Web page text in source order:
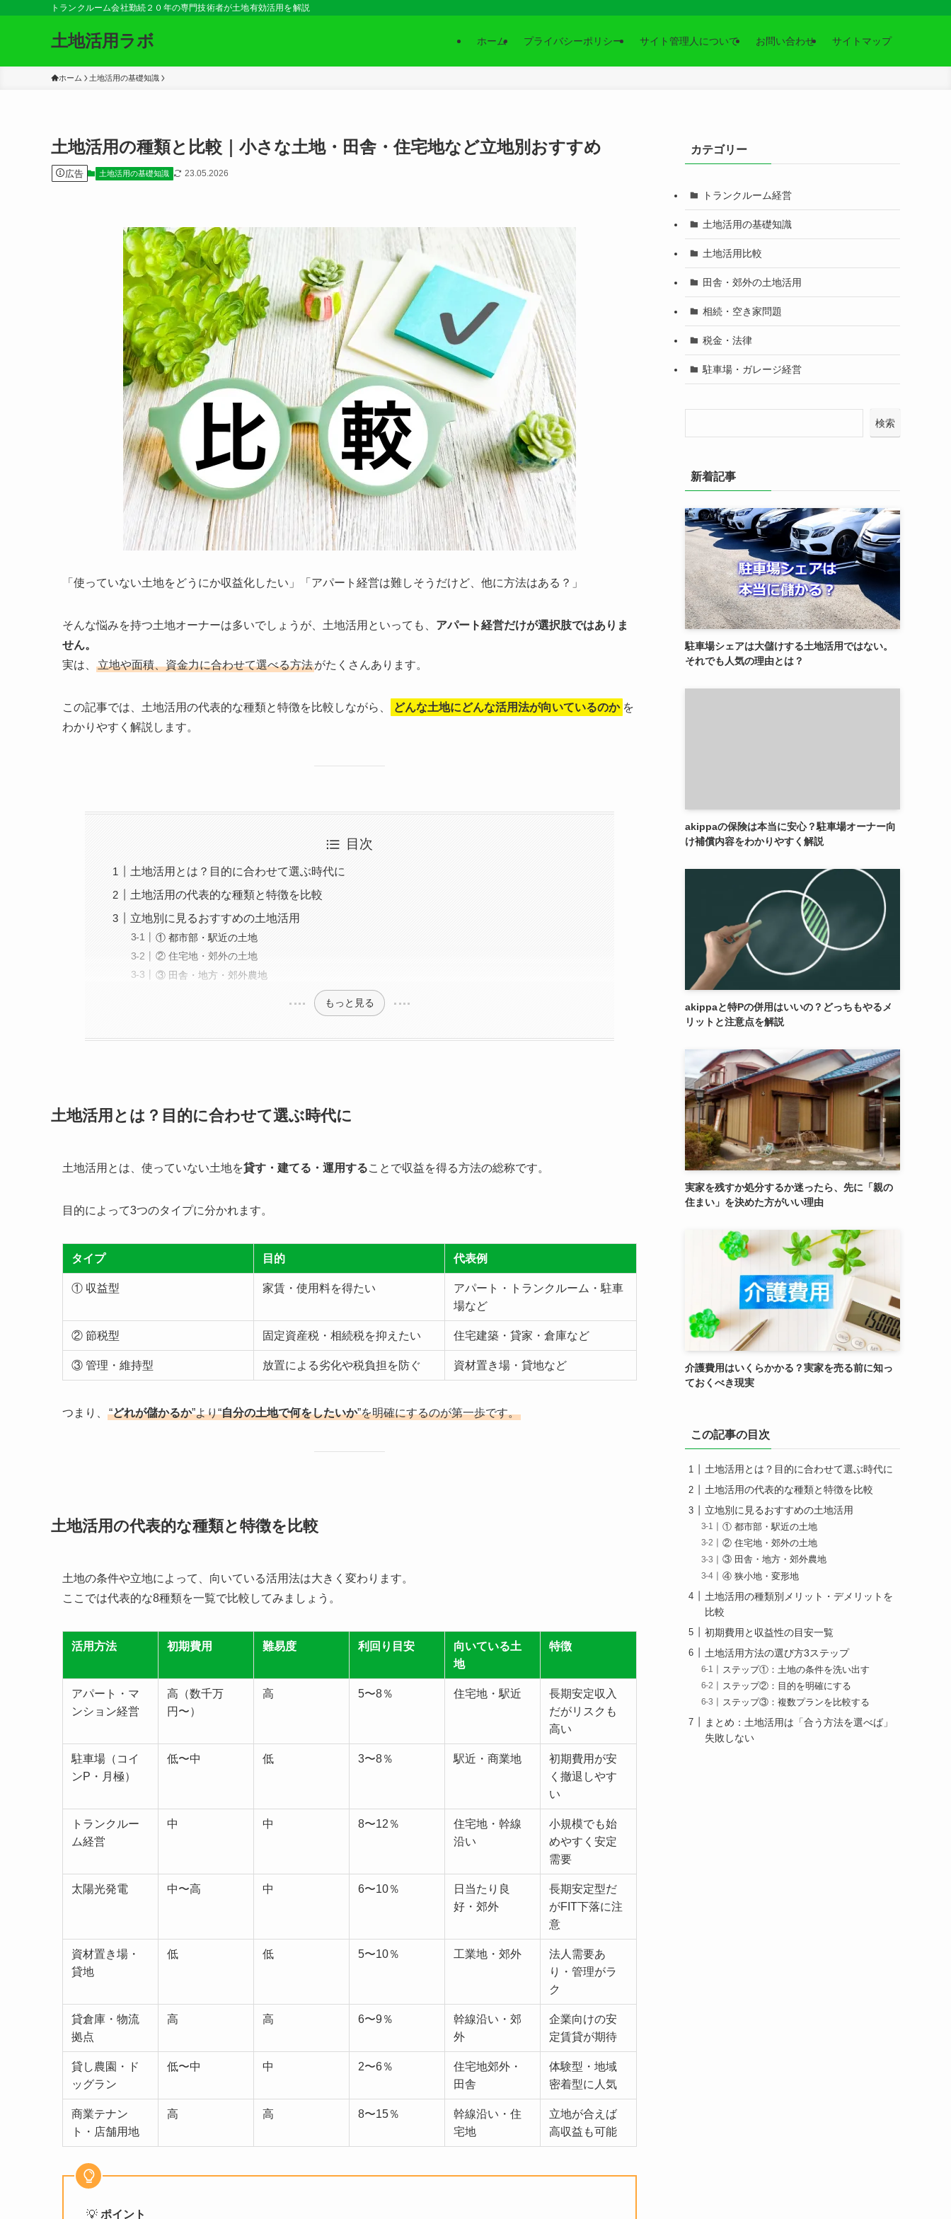
トランクルーム会社勤続２０年の専門技術者が土地有効活用を解説
土地活用ラボ ホーム プライバシーポリシー サイト管理人について お問い合わせ サイトマップ
ホーム 土地活用の基礎知識
土地活用の種類と比較｜小さな土地・田舎・住宅地など立地別おすすめ
広告 土地活用の基礎知識 23.05.2026
「使っていない土地をどうにか収益化したい」「アパート経営は難しそうだけど、他に方法はある？」
そんな悩みを持つ土地オーナーは多いでしょうが、土地活用といっても、 アパート経営だけが選択肢ではありま
せん。
実は、
立地や面積、資金力に合わせて選べる方法がたくさんあります。
この記事では、土地活用の代表的な種類と特徴を比較しながら、 どんな土地にどんな活用法が向いているのか を
わかりやすく解説します。
目次
土地活用とは？目的に合わせて選ぶ時代に
土地活用の代表的な種類と特徴を比較
立地別に見るおすすめの土地活用
① 都市部・駅近の土地
② 住宅地・郊外の土地
③ 田舎・地方・郊外農地
もっと見る
土地活用とは？目的に合わせて選ぶ時代に
土地活用とは、使っていない土地を貸す・建てる・運用することで収益を得る方法の総称です。
目的によって3つのタイプに分かれます。
タイプ 目的 代表例
① 収益型 家賃・使用料を得たい
アパート・トランクルーム・駐車
場など
② 節税型 固定資産税・相続税を抑えたい 住宅建築・貸家・倉庫など
③ 管理・維持型 放置による劣化や税負担を防ぐ 資材置き場・貸地など
つまり、 “どれが儲かるか”より“自分の土地で何をしたいか”を明確にするのが第一歩です。
土地活用の代表的な種類と特徴を比較
土地の条件や立地によって、向いている活用法は大きく変わります。
ここでは代表的な8種類を一覧で比較してみましょう。
活用方法 初期費用 難易度 利回り目安
向いている土
地
特徴
アパート・マ
ンション経営
高（数千万
円〜）
高 5〜8％ 住宅地・駅近
長期安定収入
だがリスクも
高い
駐車場（コイ
ンP・月極）
低〜中 低 3〜8％ 駅近・商業地
初期費用が安
く撤退しやす
い
トランクルー
ム経営
中 中 8〜12％
住宅地・幹線
沿い
小規模でも始
めやすく安定
需要
太陽光発電 中〜高 中 6〜10％
日当たり良
好・郊外
長期安定型だ
がFIT下落に注
意
資材置き場・
貸地
低 低 5〜10％ 工業地・郊外
法人需要あ
り・管理がラ
ク
貸倉庫・物流
拠点
高 高 6〜9％
幹線沿い・郊
外
企業向けの安
定賃貸が期待
貸し農園・ド
ッグラン
低〜中 中 2〜6％
住宅地郊外・
田舎
体験型・地域
密着型に人気
商業テナン
ト・店舗用地
高 高 8〜15％
幹線沿い・住
宅地
立地が合えば
高収益も可能
💡 ポイント
カテゴリー
トランクルーム経営
土地活用の基礎知識
土地活用比較
田舎・郊外の土地活用
相続・空き家問題
税金・法律
駐車場・ガレージ経営
検索
新着記事
駐車場シェアは大儲けする土地活用ではない。
それでも人気の理由とは？
akippaの保険は本当に安心？駐車場オーナー向
け補償内容をわかりやすく解説
akippaと特Pの併用はいいの？どっちもやるメ
リットと注意点を解説
実家を残すか処分するか迷ったら、先に「親の
住まい」を決めた方がいい理由
介護費用はいくらかかる？実家を売る前に知っ
ておくべき現実
この記事の目次
土地活用とは？目的に合わせて選ぶ時代に
土地活用の代表的な種類と特徴を比較
立地別に見るおすすめの土地活用
① 都市部・駅近の土地
② 住宅地・郊外の土地
③ 田舎・地方・郊外農地
④ 狭小地・変形地
土地活用の種類別メリット・デメリットを
比較
初期費用と収益性の目安一覧
土地活用方法の選び方3ステップ
ステップ①：土地の条件を洗い出す
ステップ②：目的を明確にする
ステップ③：複数プランを比較する
まとめ：土地活用は「合う方法を選べば」
失敗しない